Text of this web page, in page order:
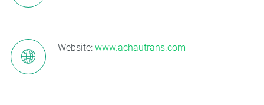
Website: www.achautrans.com